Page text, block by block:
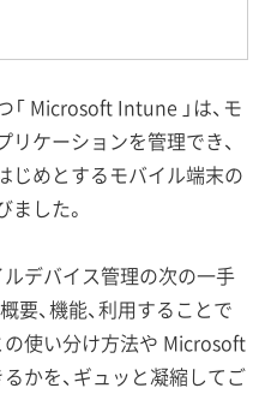
Microsoft Intune 」は、モ
ケーションを管理でき、
じめとするモバイル端末の
した。
デバイス管理の次の一手
要、機能、利用することで
の使い分け方法や Microsoft
かを、ギュッと凝縮してご